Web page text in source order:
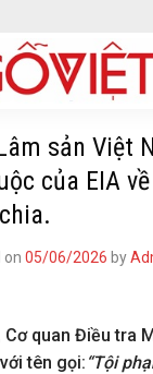
sản Việt
của EIA
on 05/06/2026 by
quan Điều tra
tên gọi: “Tội